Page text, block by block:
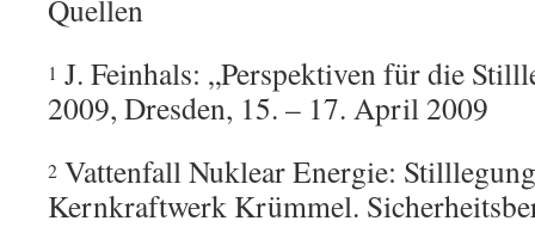
Quellen
1 J. Feinhals: „Perspektiven für die
2009, Dresden, 15. – 17. April 2009
2 Vattenfall Nuklear Energie:
Kernkraftwerk Krümmel.